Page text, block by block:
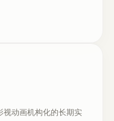
视动画机构化的长期实